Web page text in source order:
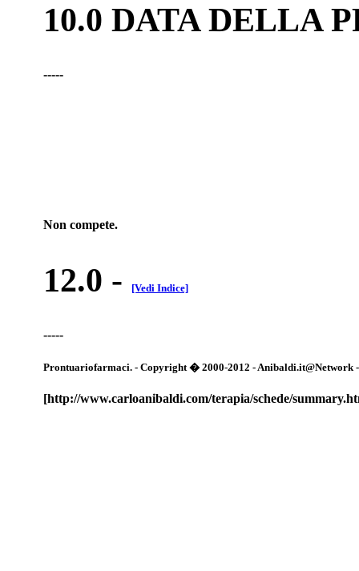
10.0 DATA DELLA
-----
Non compete.
12.0 - [Vedi Indice]
-----
Prontuariofarmaci. - Copyright � 2000-2012 -
[http://www.carloanibaldi.com/terapia/schede/